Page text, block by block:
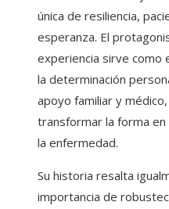
única de resiliencia,
esperanza. El
experiencia sirve como
la determinación
apoyo familiar y
transformar la forma
la enfermedad.
Su historia resalta
importancia de